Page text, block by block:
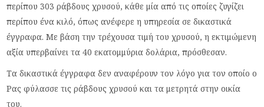
περίπου 303 ράβδους χρυσού, κάθε μία από τις οποίες ζυγίζει
περίπου ένα κιλό, όπως ανέφερε η υπηρεσία σε δικαστικά
έγγραφα. Με βάση την τρέχουσα τιμή του χρυσού, η εκτιμώμενη
αξία υπερβαίνει τα 40 εκατομμύρια δολάρια, πρόσθεσαν.
Τα δικαστικά έγγραφα δεν αναφέρουν τον λόγο για τον οποίο ο
Ρας φύλασσε τις ράβδους χρυσού και τα μετρητά στην οικία
του.